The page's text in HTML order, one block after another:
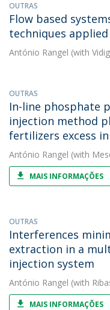
OUTRAS
Flow based
techniques
António Rangel (with
OUTRAS
In-line phosphate
injection method
fertilizers excess
António Rangel (with
MAIS INFORMAÇÕES
OUTRAS
Interferences
extraction in a
injection system
António Rangel (with
MAIS INFORMAÇÕES